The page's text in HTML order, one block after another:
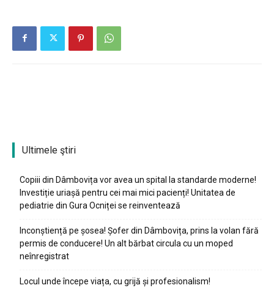
Ultimele ştiri
Copiii din Dâmbovița vor avea un spital la standarde moderne!
Investiție uriașă pentru cei mai mici pacienți! Unitatea de
pediatrie din Gura Ocniței se reinventează
Inconștiență pe șosea! Șofer din Dâmbovița, prins la volan fără
permis de conducere! Un alt bărbat circula cu un moped
neînregistrat
Locul unde începe viața, cu grijă și profesionalism!